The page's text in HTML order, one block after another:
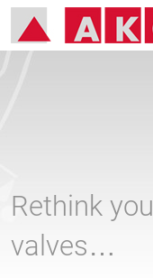
Rethink
valves…